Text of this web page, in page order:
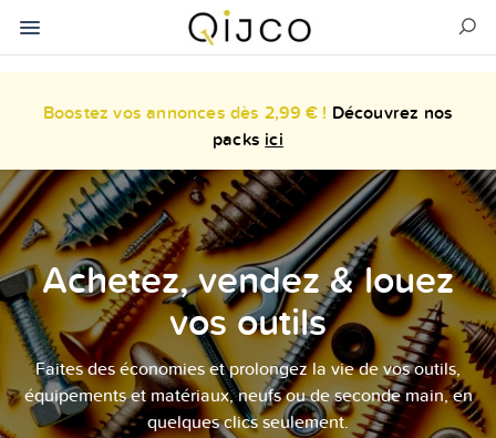
Boostez vos annonces dès 2,99 € ! Découvrez nos
packs ici
Achetez, vendez & louez
vos outils
Faites des économies et prolongez la vie de vos outils,
équipements et matériaux, neufs ou de seconde main, en
quelques clics seulement.